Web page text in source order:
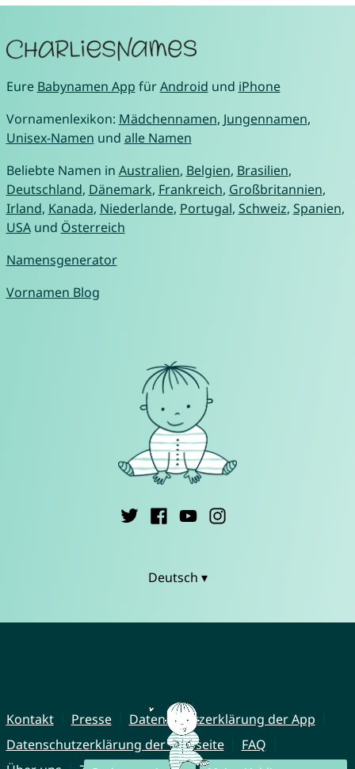
Eure Babynamen App fürAndroid und iPhone
Vornamenlexikon: Mädchennamen, Jungennamen,
Unisex-Namen und alle Namen
Beliebte Namen in Australien, Belgien, Brasilien,
Deutschland, Dänemark, Frankreich, Großbritannien,
Irland, Kanada, Niederlande, Portugal, Schweiz, Spanien,
USAund Österreich
Namensgenerator
Vornamen Blog
Deutsch ▾
Kontakt Presse
Datenschutzerklärung der App
Datenschutzerklärung der Webseite
FAQ